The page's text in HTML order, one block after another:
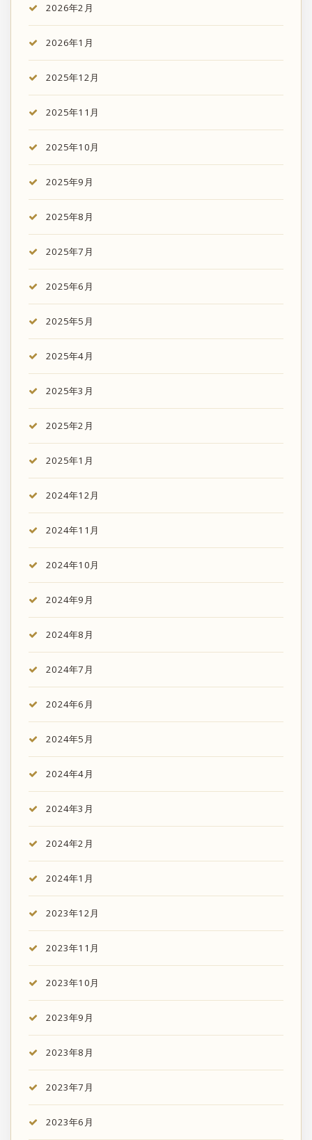
2026年2月
2026年1月
2025年12月
2025年11月
2025年10月
2025年9月
2025年8月
2025年7月
2025年6月
2025年5月
2025年4月
2025年3月
2025年2月
2025年1月
2024年12月
2024年11月
2024年10月
2024年9月
2024年8月
2024年7月
2024年6月
2024年5月
2024年4月
2024年3月
2024年2月
2024年1月
2023年12月
2023年11月
2023年10月
2023年9月
2023年8月
2023年7月
2023年6月